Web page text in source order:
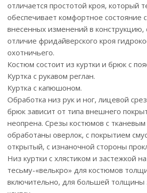
отличается простотой кроя, который
обеспечивает комфортное состояние
внесенных изменений в
отличие фридайверского кроя
охотничьего.
Костюм состоит из куртки и брюк с
Куртка с рукавом реглан.
Куртка с капюшоном.
Обработка низ рук и ног, лицевой
брюк зависит от типа внешнего
неопрена. Срезы костюмов с
обработаны оверлок, с покрытием
открытый, с изнаночной стороны
Низ куртки с хлястиком и застежкой на
тесьму-«велькро» для костюмов
включительно, для большей толщины